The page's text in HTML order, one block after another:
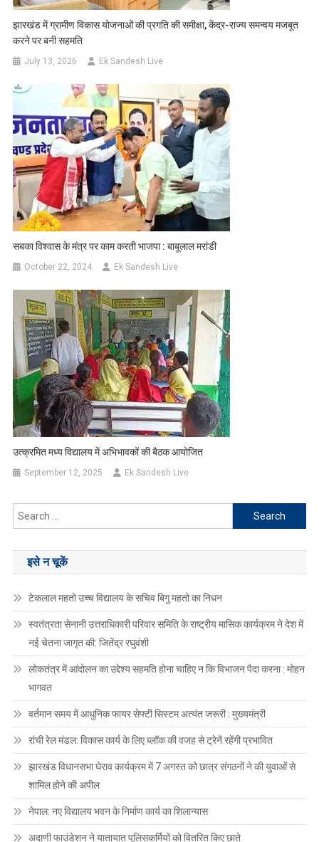
झारखंड में ग्रामीण विकास योजनाओं की प्रगति की समीक्षा, केंद्र-राज्य समन्वय मजबूत
करने पर बनी सहमति
July 13, 2026 Ek Sandesh Live
सबका विश्वास के मंत्र पर काम करती भाजपा : बाबूलाल मरांडी
October 22, 2024 Ek Sandesh Live
उत्क्रमित मध्य विद्यालय में अभिभावकों की बैठक आयोजित
September 12, 2025 Ek Sandesh Live
Search
for:
इसे न चूकें
टेकलाल महतो उच्च विद्यालय के सचिव बिगु महतो का निधन
स्वतंत्रता सेनानी उत्तराधिकारी परिवार समिति के राष्ट्रीय मासिक कार्यक्रम ने देश में
नई चेतना जागृत की: जितेंद्र रघुवंशी
लोकतंत्र में आंदोलन का उद्देश्य सहमति होना चाहिए न कि विभाजन पैदा करना : मोहन
भागवत
वर्तमान समय में आधुनिक फायर सेफ्टी सिस्टम अत्यंत जरूरी : मुख्यमंत्री
रांची रेल मंडल: विकास कार्य के लिए ब्लॉक की वजह से ट्रेनें रहेंगी प्रभावित
झारखंड विधानसभा घेराव कार्यक्रम में 7 अगस्त को छात्र संगठनों ने की युवाओं से
शामिल होने की अपील
नेपाल: नए विद्यालय भवन के निर्माण कार्य का शिलान्यास
अदाणी फाउंडेशन ने यातायात पुलिसकर्मियों को वितरित किए छाते